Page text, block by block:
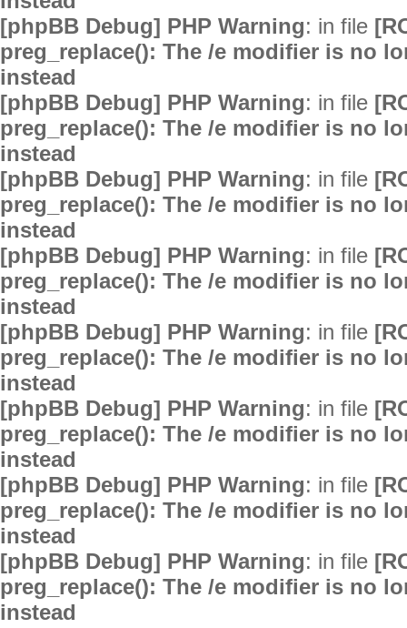
[phpBB Debug] PHP Warning: in file
preg_replace(): The /e modifier is no
instead
[phpBB Debug] PHP Warning: in file
preg_replace(): The /e modifier is no
instead
[phpBB Debug] PHP Warning: in file
preg_replace(): The /e modifier is no
instead
[phpBB Debug] PHP Warning: in file
preg_replace(): The /e modifier is no
instead
[phpBB Debug] PHP Warning: in file
preg_replace(): The /e modifier is no
instead
[phpBB Debug] PHP Warning: in file
preg_replace(): The /e modifier is no
instead
[phpBB Debug] PHP Warning: in file
preg_replace(): The /e modifier is no
instead
[phpBB Debug] PHP Warning: in file
preg_replace(): The /e modifier is no
instead